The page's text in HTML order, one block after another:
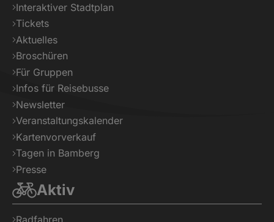
Interaktiver Stadtplan
Tickets
Aktuelles
Broschüren
Für Gruppen
Infos für Reisebusse
Newsletter
Veranstaltungskalender
Kartenvorverkauf
Tagen in Bamberg
Presse
Aktiv
Radfahren